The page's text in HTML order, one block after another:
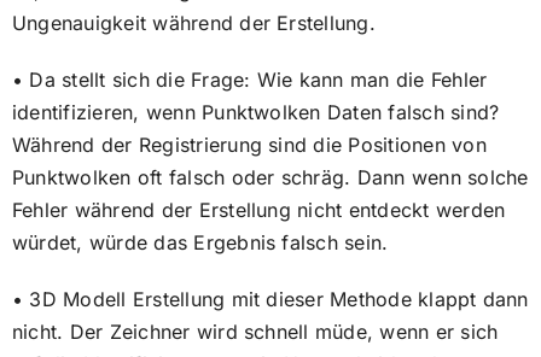
Ungenauigkeit während der Erstellung.
• Da stellt sich die Frage: Wie kann man die Fehler
identifizieren, wenn Punktwolken Daten falsch sind?
Während der Registrierung sind die Positionen von
Punktwolken oft falsch oder schräg. Dann wenn solche
Fehler während der Erstellung nicht entdeckt werden
würdet, würde das Ergebnis falsch sein.
• 3D Modell Erstellung mit dieser Methode klappt dann
nicht. Der Zeichner wird schnell müde, wenn er sich